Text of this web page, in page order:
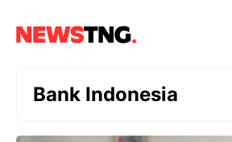
Bank Indonesia